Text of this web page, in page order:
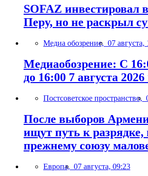
SOFAZ инвестировал
Перу, но не раскрыл
Медиа обозрение, 07 августа,
Медиаобозрение: С
до 16:00 7 августа 2026
Постсоветское пространство,
После выборов
ищут путь к разрядке,
прежнему союзу
Европа, 07 августа, 09:23